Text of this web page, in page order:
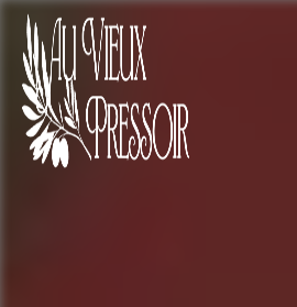
Panneau de gestion des cookies